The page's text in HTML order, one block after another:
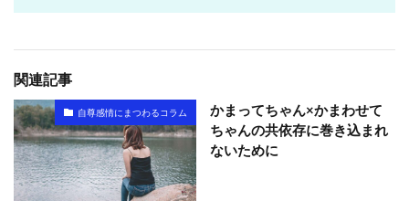
関連記事
自尊感情にまつわるコラム
かまってちゃん×かまわせて
ちゃんの共依存に巻き込まれ
ないために